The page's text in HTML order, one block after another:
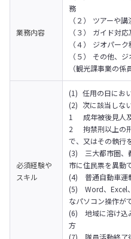
業務内容
務
（２） ツアーや
（３） ガイド対
（４） ジオパー
（５） その他、
（観光課事業の係
必須経験や
スキル
(1)  任用の日にお
(2)  次に該当しな
1	成年被後見人及び被保佐人
2	拘禁刑以上の刑に処せられ、その執行を終わるま
で、又はその執行
(3)   三大都市圏、
市に住民票を異動
(4)   普通自動車運
(5)   Word、Excel
なパソコン操作が
(6)   地域に溶け込
方
(7)   隊員活動終了